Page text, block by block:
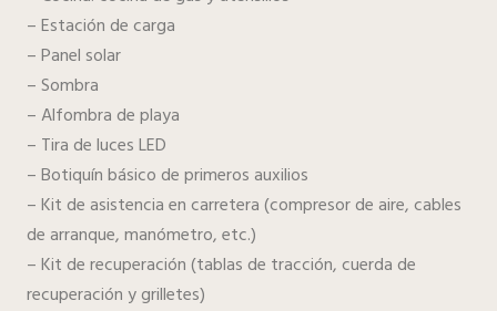
– Estación de carga
– Panel solar
– Sombra
– Alfombra de playa
– Tira de luces LED
– Botiquín básico de primeros auxilios
– Kit de asistencia en carretera (compresor de aire, cables
de arranque, manómetro, etc.)
– Kit de recuperación (tablas de tracción, cuerda de
recuperación y grilletes)